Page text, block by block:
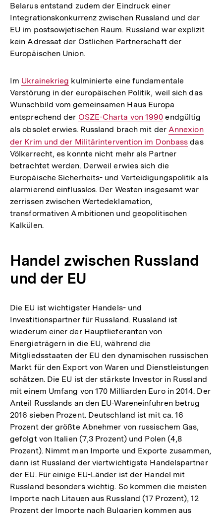
Link:
Belarus entstand zudem der Eindruck einer
Integrationskonkurrenz zwischen Russland und der
EU im postsowjetischen Raum. Russland war explizit
kein Adressat der Östlichen Partnerschaft der
Europäischen Union.
Im Interner
Link:
Ukrainekrieg kulminierte eine fundamentale
Verstörung in der europäischen Politik, weil sich das
Wunschbild vom gemeinsamen Haus Europa
entsprechend der Interner
Link:
OSZE-Charta von 1990 endgültig
als obsolet erwies. Russland brach mit der Interner
Link:
Annexion
der Krim und der Militärintervention im Donbass das
Völkerrecht, es konnte nicht mehr als Partner
betrachtet werden. Derweil erwies sich die
Europäische Sicherheits- und Verteidigungspolitik als
alarmierend einflusslos. Der Westen insgesamt war
zerrissen zwischen Wertedeklamation,
transformativen Ambitionen und geopolitischen
Kalkülen.
Handel zwischen Russland
und der EU
Die EU ist wichtigster Handels- und
Investitionspartner für Russland. Russland ist
wiederum einer der Hauptlieferanten von
Energieträgern in die EU, während die
Mitgliedsstaaten der EU den dynamischen russischen
Markt für den Export von Waren und Dienstleistungen
schätzen. Die EU ist der stärkste Investor in Russland
mit einem Umfang von 170 Milliarden Euro in 2014. Der
Anteil Russlands an den EU-Wareneinfuhren betrug
2016 sieben Prozent. Deutschland ist mit ca. 16
Prozent der größte Abnehmer von russischem Gas,
gefolgt von Italien (7,3 Prozent) und Polen (4,8
Prozent). Nimmt man Importe und Exporte zusammen,
dann ist Russland der viertwichtigste Handelspartner
der EU. Für einige EU-Länder ist der Handel mit
Russland besonders wichtig. So kommen die meisten
Importe nach Litauen aus Russland (17 Prozent), 12
Prozent der Importe nach Bulgarien kommen aus